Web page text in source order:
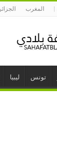
المغرب الجزائر
تونس ليبيا